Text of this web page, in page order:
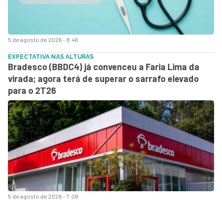
5 de agosto de 2026 - 8:46
5 de agosto de 2026 - 7:08
EXPECTATIVA NAS ALTURAS
Bradesco (BBDC4) já convenceu a Faria Lima da
virada; agora terá de superar o sarrafo elevado
para o 2T26